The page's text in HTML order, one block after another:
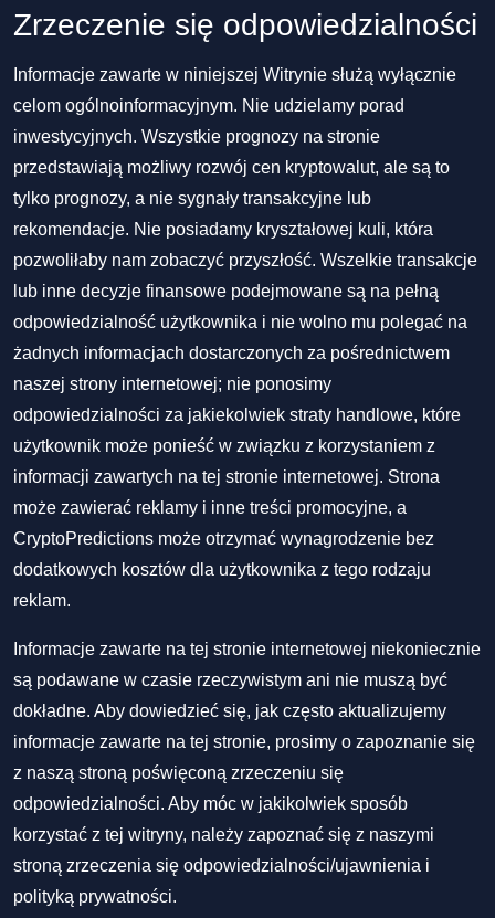
Zrzeczenie się odpowiedzialności
Informacje zawarte w niniejszej Witrynie służą wyłącznie
celom ogólnoinformacyjnym. Nie udzielamy porad
inwestycyjnych. Wszystkie prognozy na stronie
przedstawiają możliwy rozwój cen kryptowalut, ale są to
tylko prognozy, a nie sygnały transakcyjne lub
rekomendacje. Nie posiadamy kryształowej kuli, która
pozwoliłaby nam zobaczyć przyszłość. Wszelkie transakcje
lub inne decyzje finansowe podejmowane są na pełną
odpowiedzialność użytkownika i nie wolno mu polegać na
żadnych informacjach dostarczonych za pośrednictwem
naszej strony internetowej; nie ponosimy
odpowiedzialności za jakiekolwiek straty handlowe, które
użytkownik może ponieść w związku z korzystaniem z
informacji zawartych na tej stronie internetowej. Strona
może zawierać reklamy i inne treści promocyjne, a
CryptoPredictions może otrzymać wynagrodzenie bez
dodatkowych kosztów dla użytkownika z tego rodzaju
reklam.
Informacje zawarte na tej stronie internetowej niekoniecznie
są podawane w czasie rzeczywistym ani nie muszą być
dokładne. Aby dowiedzieć się, jak często aktualizujemy
informacje zawarte na tej stronie, prosimy o zapoznanie się
z naszą stroną poświęconą zrzeczeniu się
odpowiedzialności. Aby móc w jakikolwiek sposób
korzystać z tej witryny, należy zapoznać się z naszymi
stroną zrzeczenia się odpowiedzialności/ujawnienia i
polityką prywatności.